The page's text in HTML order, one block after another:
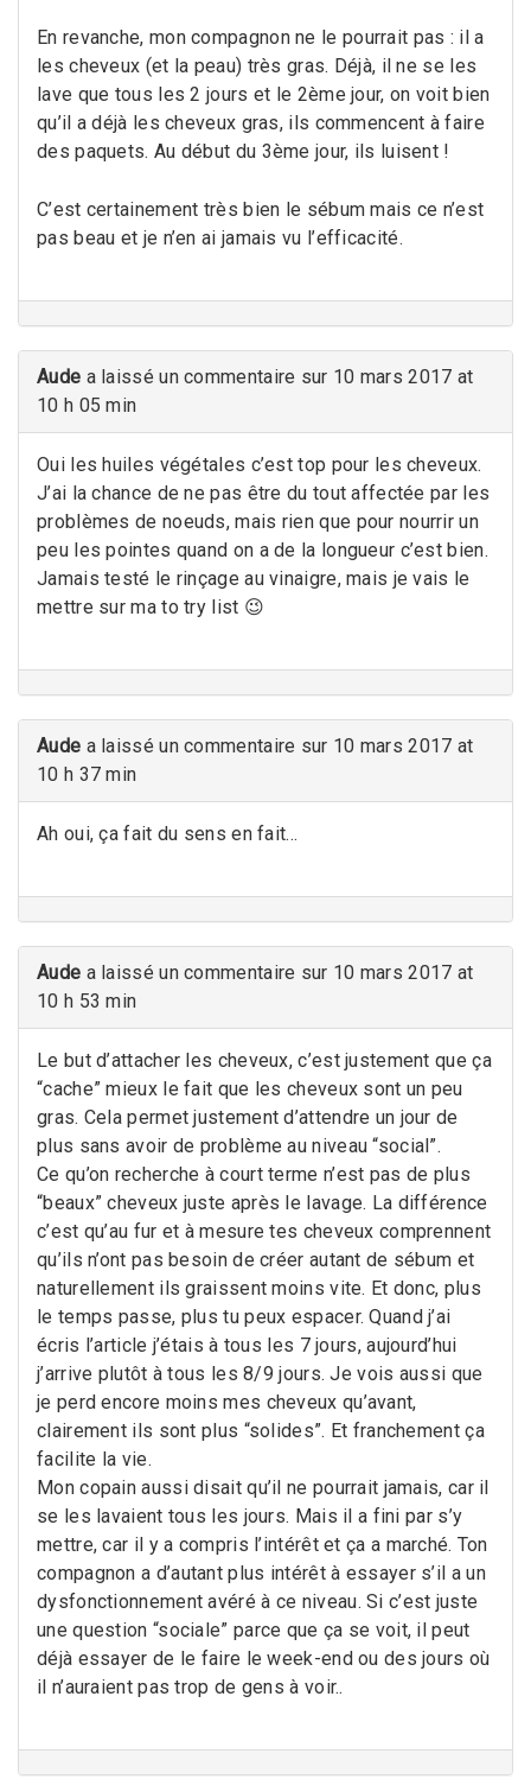
En revanche, mon compagnon ne le pourrait pas : il a
les cheveux (et la peau) très gras. Déjà, il ne se les
lave que tous les 2 jours et le 2ème jour, on voit bien
qu’il a déjà les cheveux gras, ils commencent à faire
des paquets. Au début du 3ème jour, ils luisent !
C’est certainement très bien le sébum mais ce n’est
pas beau et je n’en ai jamais vu l’efficacité.
Aude a laissé un commentaire sur 10 mars 2017 at
10 h 05 min
Oui les huiles végétales c’est top pour les cheveux.
J’ai la chance de ne pas être du tout affectée par les
problèmes de noeuds, mais rien que pour nourrir un
peu les pointes quand on a de la longueur c’est bien.
Jamais testé le rinçage au vinaigre, mais je vais le
mettre sur ma to try list 😉
Aude a laissé un commentaire sur 10 mars 2017 at
10 h 37 min
Ah oui, ça fait du sens en fait…
Aude a laissé un commentaire sur 10 mars 2017 at
10 h 53 min
Le but d’attacher les cheveux, c’est justement que ça
“cache” mieux le fait que les cheveux sont un peu
gras. Cela permet justement d’attendre un jour de
plus sans avoir de problème au niveau “social”.
Ce qu’on recherche à court terme n’est pas de plus
“beaux” cheveux juste après le lavage. La différence
c’est qu’au fur et à mesure tes cheveux comprennent
qu’ils n’ont pas besoin de créer autant de sébum et
naturellement ils graissent moins vite. Et donc, plus
le temps passe, plus tu peux espacer. Quand j’ai
écris l’article j’étais à tous les 7 jours, aujourd’hui
j’arrive plutôt à tous les 8/9 jours. Je vois aussi que
je perd encore moins mes cheveux qu’avant,
clairement ils sont plus “solides”. Et franchement ça
facilite la vie.
Mon copain aussi disait qu’il ne pourrait jamais, car il
se les lavaient tous les jours. Mais il a fini par s’y
mettre, car il y a compris l’intérêt et ça a marché. Ton
compagnon a d’autant plus intérêt à essayer s’il a un
dysfonctionnement avéré à ce niveau. Si c’est juste
une question “sociale” parce que ça se voit, il peut
déjà essayer de le faire le week-end ou des jours où
il n’auraient pas trop de gens à voir..